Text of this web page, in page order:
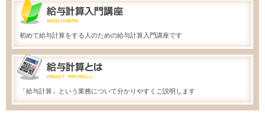
初めて給与計算をする人のための給与計算入門講座です
「給与計算」という業務について分かりやすくご説明します